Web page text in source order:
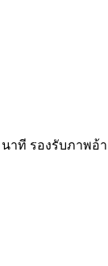
าที รองรับภาพ